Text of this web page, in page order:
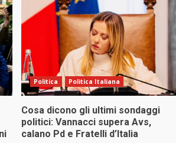
Politica Politica Italiana
Cosa dicono gli ultimi sondaggi
politici: Vannacci supera Avs,
calano Pd e Fratelli d’Italia